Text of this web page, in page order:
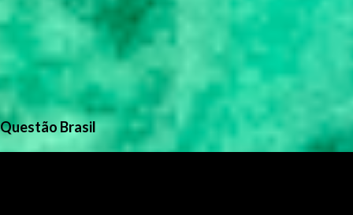
Questão Brasil